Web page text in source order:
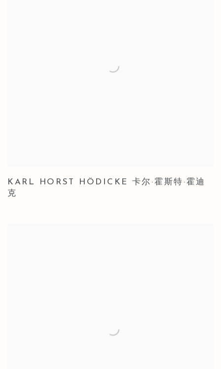
KARL HORST HÖDICKE 卡尔·霍斯特·霍迪
克